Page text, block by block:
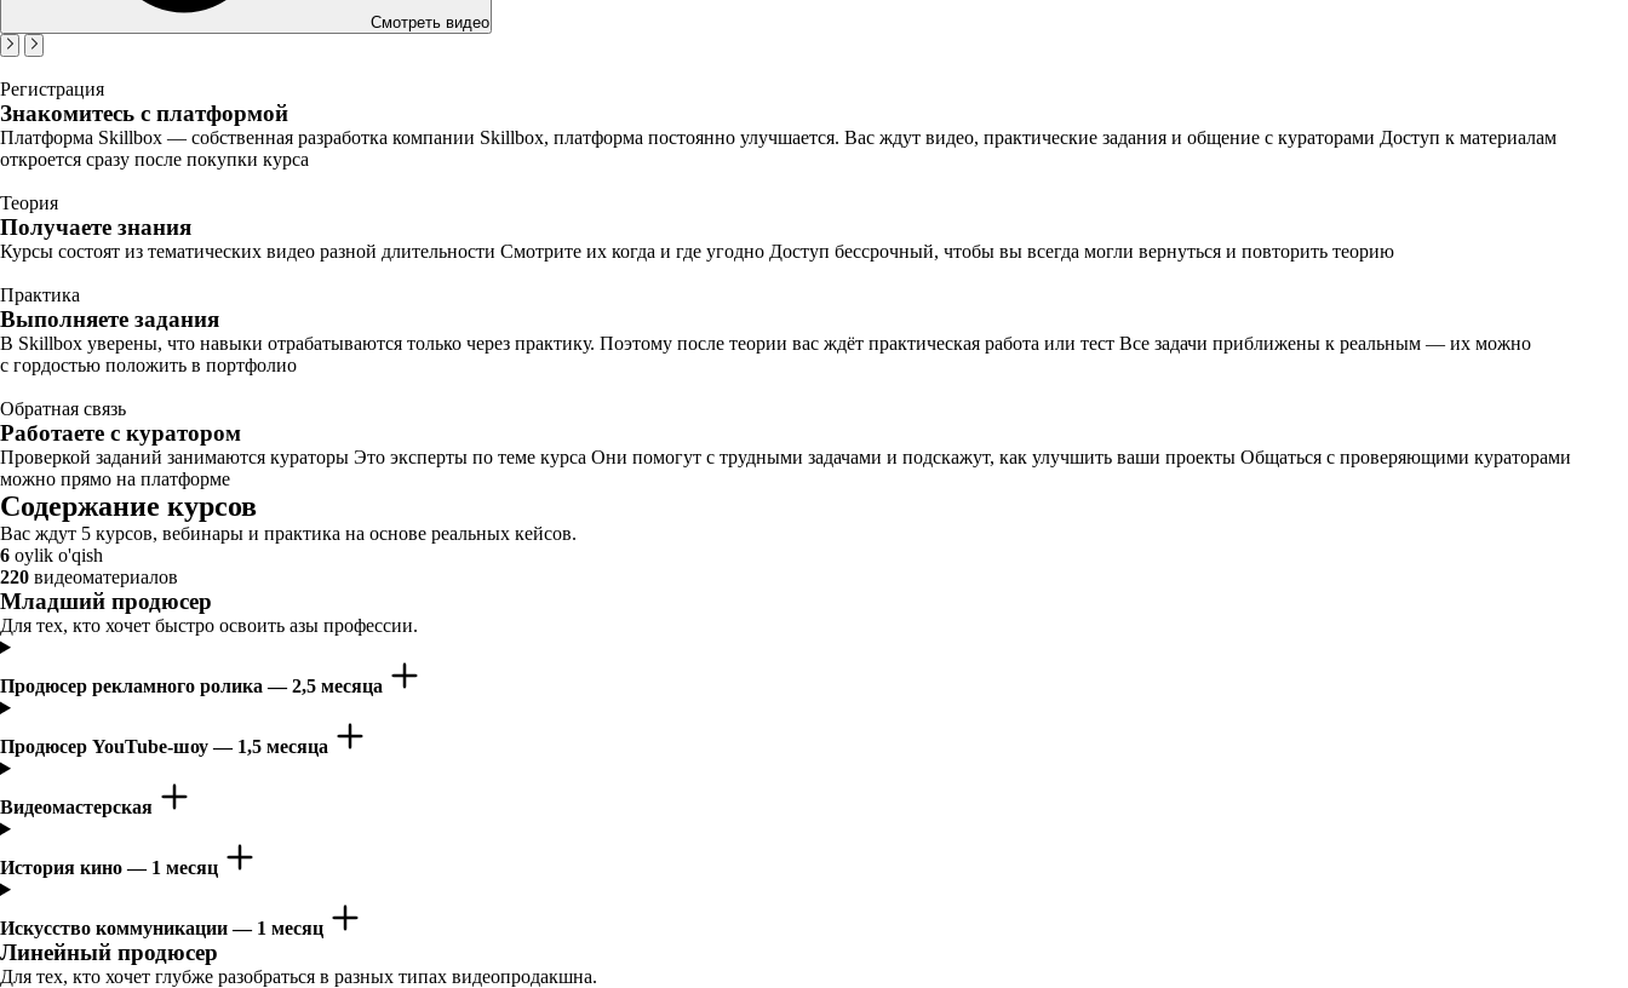
Смотреть видео
Регистрация
Знакомитесь с платформой
Платформа Skillbox — собственная разработка компании Skillbox, платформа постоянно улучшается. Вас ждут видео, практические задания и общение с кураторами Доступ к материалам
откроется сразу после покупки курса
Теория
Получаете знания
Курсы состоят из тематических видео разной длительности Смотрите их когда и где угодно Доступ бессрочный, чтобы вы всегда могли вернуться и повторить теорию
Практика
Выполняете задания
В Skillbox уверены, что навыки отрабатываются только через практику. Поэтому после теории вас ждёт практическая работа или тест Все задачи приближены к реальным — их можно
с гордостью положить в портфолио
Обратная связь
Работаете с куратором
Проверкой заданий занимаются кураторы Это эксперты по теме курса Они помогут с трудными задачами и подскажут, как улучшить ваши проекты Общаться с проверяющими кураторами
можно прямо на платформе
Содержание курсов
Вас ждут 5 курсов, вебинары и практика на основе реальных кейсов.
6 oylik o'qish
220 видеоматериалов
Младший продюсер
Для тех, кто хочет быстро освоить азы профессии.
Продюсер рекламного ролика — 2,5 месяца
Продюсер YouTube-шоу — 1,5 месяца
Видеомастерская
История кино — 1 месяц
Искусство коммуникации — 1 месяц
Линейный продюсер
Для тех, кто хочет глубже разобраться в разных типах видеопродакшна.